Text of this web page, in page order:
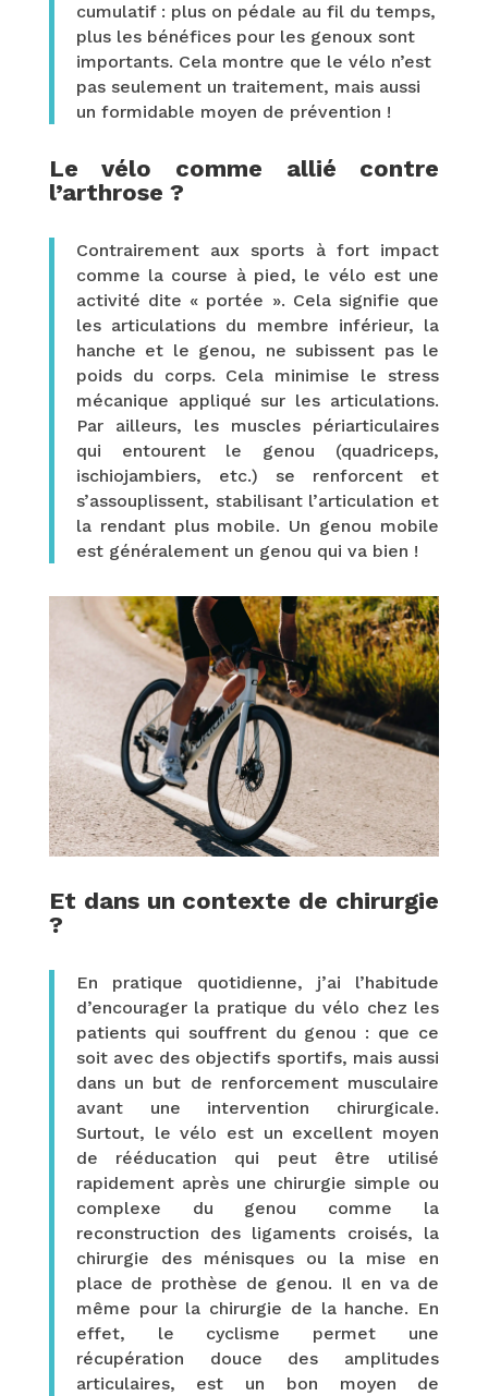
cumulatif : plus on pédale au fil du temps,
plus les bénéfices pour les genoux sont
importants. Cela montre que le vélo n’est
pas seulement un traitement, mais aussi
un formidable moyen de prévention !
Le vélo comme allié contre
l’arthrose ?
Contrairement aux sports à fort impact
comme la course à pied, le vélo est une
activité dite « portée ». Cela signifie que
les articulations du membre inférieur, la
hanche et le genou, ne subissent pas le
poids du corps. Cela minimise le stress
mécanique appliqué sur les articulations.
Par ailleurs, les muscles périarticulaires
qui entourent le genou (quadriceps,
ischiojambiers, etc.) se renforcent et
s’assouplissent, stabilisant l’articulation et
la rendant plus mobile. Un genou mobile
est généralement un genou qui va bien !
Et dans un contexte de chirurgie
?
En pratique quotidienne, j’ai l’habitude
d’encourager la pratique du vélo chez les
patients qui souffrent du genou : que ce
soit avec des objectifs sportifs, mais aussi
dans un but de renforcement musculaire
avant une intervention chirurgicale.
Surtout, le vélo est un excellent moyen
de rééducation qui peut être utilisé
rapidement après une chirurgie simple ou
complexe du genou comme la
reconstruction des ligaments croisés, la
chirurgie des ménisques ou la mise en
place de prothèse de genou. Il en va de
même pour la chirurgie de la hanche. En
effet, le cyclisme permet une
récupération douce des amplitudes
articulaires, est un bon moyen de